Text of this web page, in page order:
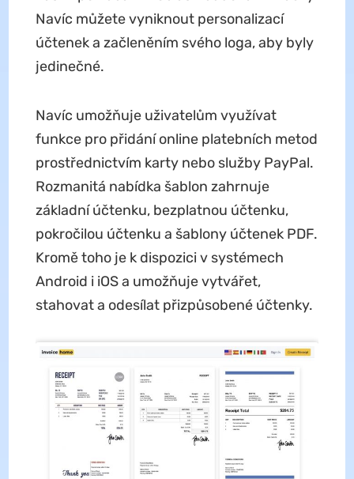
Navíc můžete vyniknout personalizací
účtenek a začleněním svého loga, aby byly
jedinečné.
Navíc umožňuje uživatelům využívat
funkce pro přidání online platebních metod
prostřednictvím karty nebo služby PayPal.
Rozmanitá nabídka šablon zahrnuje
základní účtenku, bezplatnou účtenku,
pokročilou účtenku a šablony účtenek PDF.
Kromě toho je k dispozici v systémech
Android i iOS a umožňuje vytvářet,
stahovat a odesílat přizpůsobené účtenky.